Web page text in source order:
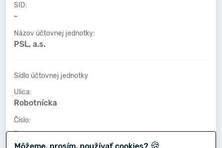
SID:
-
Názov účtovnej jednotky:
PSL, a.s.
Sídlo účtovnej jednotky
Ulica:
Robotnícka
Číslo:
-
🍪